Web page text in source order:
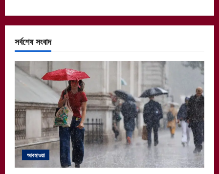
সর্বশেষ সংবাদ
আবহাওয়া